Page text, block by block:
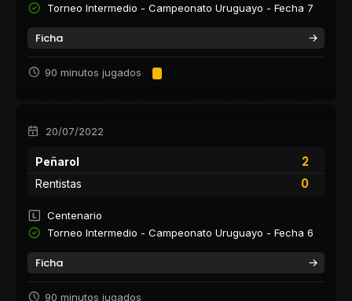
Torneo Intermedio - Campeonato Uruguayo - Fecha 7
Ficha
90 minutos jugados
20/07/2022
Peñarol
2
0
Rentistas
Centenario
Torneo Intermedio - Campeonato Uruguayo - Fecha 6
Ficha
90 minutos jugados